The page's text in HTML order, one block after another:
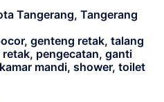
Tangerang, Tangerang
genteng retak, talang
pengecatan, ganti
mandi, shower, toilet